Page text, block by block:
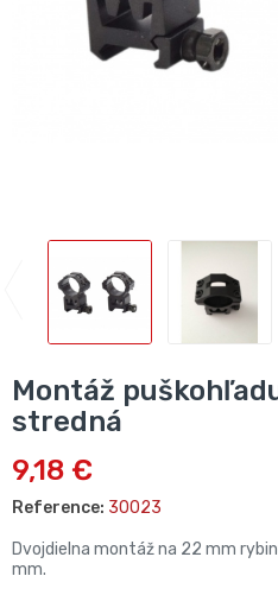
Montáž
stredná
9,18 €
Reference: 30023
Dvojdielna montáž na 22 mm
mm.